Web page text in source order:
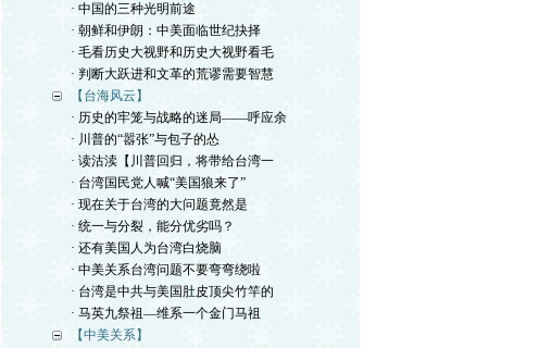
· 中国的三种光明前途
· 朝鲜和伊朗：中美面临世纪抉择
· 毛看历史大视野和历史大视野看毛
· 判断大跃进和文革的荒谬需要智慧
【台海风云】
· 历史的牢笼与战略的迷局——呼应余
· 川普的“嚣张”与包子的怂
· 读沽渎【川普回归，将带给台湾一
· 台湾国民党人喊“美国狼来了”
· 现在关于台湾的大问题竟然是
· 统一与分裂，能分优劣吗？
· 还有美国人为台湾白烧脑
· 中美关系台湾问题不要弯弯绕啦
· 台湾是中共与美国肚皮顶尖竹竿的
· 马英九祭祖—维系一个金门马祖
【中美关系】